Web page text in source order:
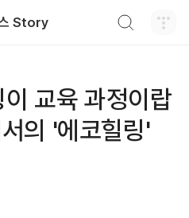
Story
교육 과정이랍
의 '에코힐링'